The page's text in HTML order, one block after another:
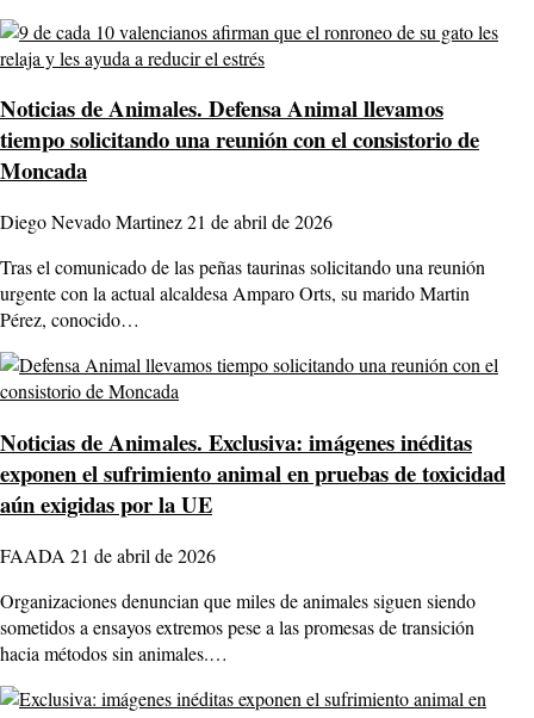
Noticias de Animales. Defensa Animal llevamos
tiempo solicitando una reunión con el consistorio de
Moncada
Diego Nevado Martinez21 de abril de 2026
Tras el comunicado de las peñas taurinas solicitando una reunión
urgente con la actual alcaldesa Amparo Orts, su marido Martin
Pérez, conocido…
Noticias de Animales. Exclusiva: imágenes inéditas
exponen el sufrimiento animal en pruebas de toxicidad
aún exigidas por la UE
FAADA 21 de abril de 2026
Organizaciones denuncian que miles de animales siguen siendo
sometidos a ensayos extremos pese a las promesas de transición
hacia métodos sin animales.…